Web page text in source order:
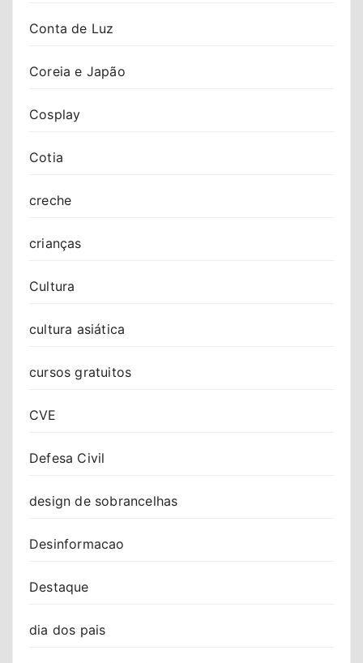
Conta de Luz
Coreia e Japão
Cosplay
Cotia
creche
crianças
Cultura
cultura asiática
cursos gratuitos
CVE
Defesa Civil
design de sobrancelhas
Desinformacao
Destaque
dia dos pais